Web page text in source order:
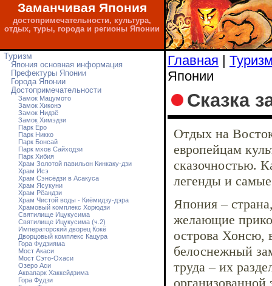
Заманчивая Япония
достопримечательности, культура,
отдых, туры, города и регионы Японии
Туризм
Япония основная информация
Префектуры Японии
Города Японии
Достопримечательности
Замок Мацумото
Замок Хиконэ
Замок Нидзё
Замок Химэдзи
Парк Ёро
Парк Никко
Парк Бонсай
Парк мхов Сайходзи
Парк Хибия
Храм Золотой павильон Кинкаку-дзи
Храм Исэ
Храм Сэнсёдзи в Асакуса
Храм Ясукуни
Храм Рёандзи
Храм Чистой воды - Киёмидзу-дэра
Храмовый комплекс Хорюдзи
Святилище Ицукусима
Святилище Ицукусима (ч.2)
Императорский дворец Кокё
Дворцовый комплекс Кацура
Гора Фудзияма
Мост Акаси
Мост Сэто-Охаси
Озеро Аси
Аквапарк Хаккейдзима
Гора Фудзи
Главная |
Японии
Сказка
Отдых на
европейцам
сказочностью.
легенды и
Япония –
желающие
острова Хонсю,
белоснежный
труда – их